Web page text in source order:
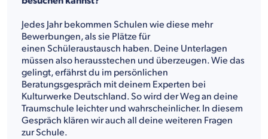
Jedes Jahr bekommen Schulen wie diese mehr
Bewerbungen, als sie Plätze für
einen Schüleraustausch haben. Deine Unterlagen
müssen also herausstechen und überzeugen. Wie das
gelingt, erfährst du im persönlichen
Beratungsgespräch mit deinem Experten bei
Kulturwerke Deutschland. So wird der Weg an deine
Traumschule leichter und wahrscheinlicher. In diesem
Gespräch klären wir auch all deine weiteren Fragen
zur Schule.